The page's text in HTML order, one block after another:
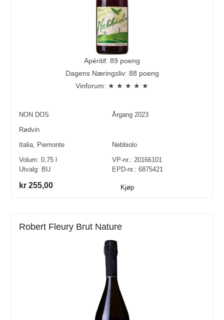
Apéritif: 89 poeng
Dagens Næringsliv: 88 poeng
Vinforum: ★ ★ ★ ★ ★
NON DOS Årgang 2023
Rødvin
Italia Piemonte
Nebbiolo
Volum:0,75 l
Utvalg: BU
VP-nr.: 20166101
EPD-nr.: 6875421
kr 255,00 Kjøp
Robert Fleury Brut Nature